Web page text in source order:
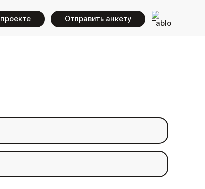
Отправить анкету